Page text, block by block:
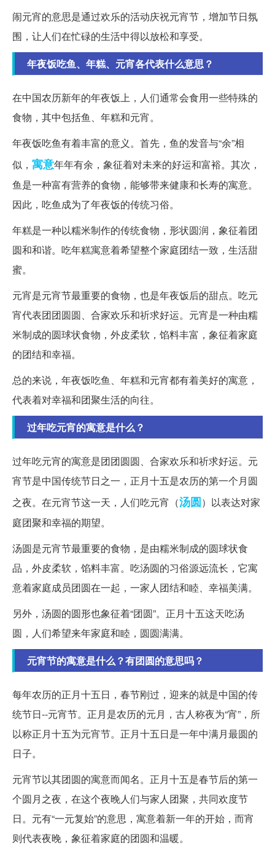
闹元宵的意思是通过欢乐的活动庆祝元宵节，增加节日氛
围，让人们在忙碌的生活中得以放松和享受。
年夜饭吃鱼、年糕、元宵各代表什么意思？
在中国农历新年的年夜饭上，人们通常会食用一些特殊的
食物，其中包括鱼、年糕和元宵。
年夜饭吃鱼有着丰富的意义。首先，鱼的发音与“余”相
似， 寓意年年有余，象征着对未来的好运和富裕。其次，
鱼是一种富有营养的食物，能够带来健康和长寿的寓意。
因此，吃鱼成为了年夜饭的传统习俗。
年糕是一种以糯米制作的传统食物，形状圆润，象征着团
圆和和谐。吃年糕寓意着希望整个家庭团结一致，生活甜
蜜。
元宵是元宵节最重要的食物，也是年夜饭后的甜点。吃元
宵代表团团圆圆、合家欢乐和祈求好运。元宵是一种由糯
米制成的圆球状食物，外皮柔软，馅料丰富，象征着家庭
的团结和幸福。
总的来说，年夜饭吃鱼、年糕和元宵都有着美好的寓意，
代表着对幸福和团聚生活的向往。
过年吃元宵的寓意是什么？
过年吃元宵的寓意是团团圆圆、合家欢乐和祈求好运。元
宵节是中国传统节日之一，正月十五是农历的第一个月圆
之夜。在元宵节这一天，人们吃元宵（汤圆）以表达对家
庭团聚和幸福的期望。
汤圆是元宵节最重要的食物，是由糯米制成的圆球状食
品，外皮柔软，馅料丰富。吃汤圆的习俗源远流长，它寓
意着家庭成员团圆在一起，一家人团结和睦、幸福美满。
另外，汤圆的圆形也象征着“团圆”。正月十五这天吃汤
圆，人们希望来年家庭和睦，圆圆满满。
元宵节的寓意是什么？有团圆的意思吗？
每年农历的正月十五日，春节刚过，迎来的就是中国的传
统节日--元宵节。正月是农历的元月，古人称夜为“宵”，所
以称正月十五为元宵节。正月十五日是一年中满月最圆的
日子。
元宵节以其团圆的寓意而闻名。正月十五是春节后的第一
个圆月之夜，在这个夜晚人们与家人团聚，共同欢度节
日。元有“一元复始”的意思，寓意着新一年的开始，而宵
则代表夜晚，象征着家庭的团圆和温暖。